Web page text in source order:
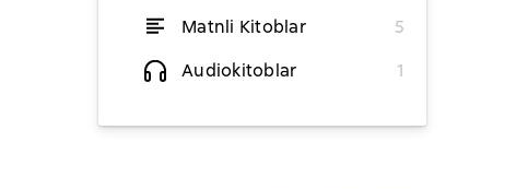
Matnli Kitoblar
5
Audiokitoblar
1
dan 217 244,42 soʻm
dan 179 054,05 soʻm